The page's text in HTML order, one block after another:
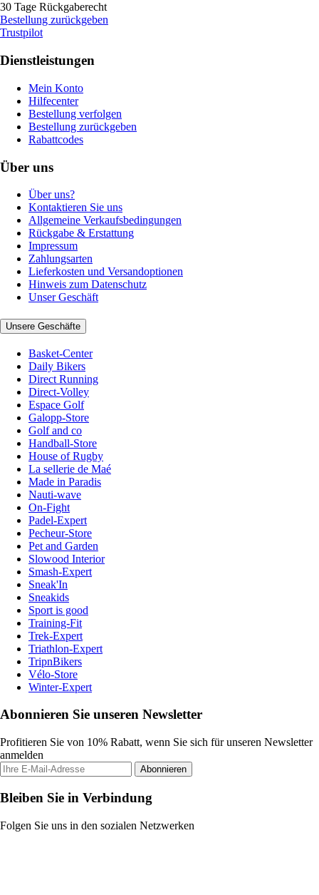
30 Tage Rückgaberecht
Bestellung zurückgeben
Trustpilot
Dienstleistungen
Mein Konto
Hilfecenter
Bestellung verfolgen
Bestellung zurückgeben
Rabattcodes
Über uns
Über uns?
Kontaktieren Sie uns
Allgemeine Verkaufsbedingungen
Rückgabe & Erstattung
Impressum
Zahlungsarten
Lieferkosten und Versandoptionen
Hinweis zum Datenschutz
Unser Geschäft
Unsere Geschäfte
Basket-Center
Daily Bikers
Direct Running
Direct-Volley
Espace Golf
Galopp-Store
Golf and co
Handball-Store
House of Rugby
La sellerie de Maé
Made in Paradis
Nauti-wave
On-Fight
Padel-Expert
Pecheur-Store
Pet and Garden
Slowood Interior
Smash-Expert
Sneak'In
Sneakids
Sport is good
Training-Fit
Trek-Expert
Triathlon-Expert
TripnBikers
Vélo-Store
Winter-Expert
Abonnieren Sie unseren Newsletter
Profitieren Sie von 10% Rabatt, wenn Sie sich für unseren Newsletter
anmelden
Abonnieren
Bleiben Sie in Verbindung
Folgen Sie uns in den sozialen Netzwerken